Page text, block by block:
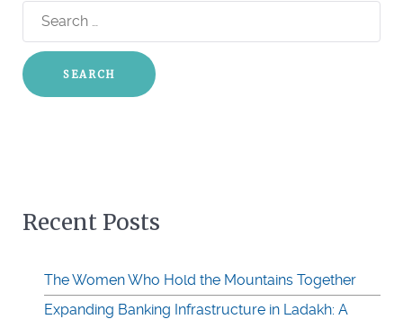
Search
for:
Recent Posts
The Women Who Hold the Mountains Together
Expanding Banking Infrastructure in Ladakh: A